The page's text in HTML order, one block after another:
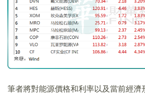
筆者將對能源價格和利率以及當前經濟